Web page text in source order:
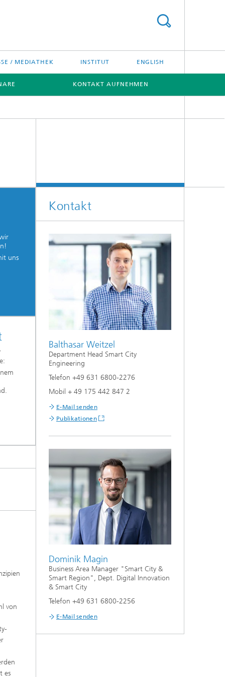
/ MEDIATHEK INSTITUT ENGLISH
KONTAKT AUFNEHMEN
uns
von
es
Kontakt
Balthasar Weitzel
Department Head Smart City
Engineering
Telefon +49 631 6800-2276
Mobil + 49 175 442 847 2
E-Mail senden
Publikationen
Dominik Magin
Business Area Manager "Smart City &
Smart Region", Dept. Digital Innovation
& Smart City
Telefon +49 631 6800-2256
E-Mail senden